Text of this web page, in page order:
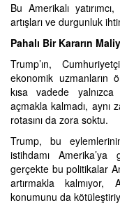
Bu Amerikalı
artışları ve durgunluk
Pahalı Bir Kararın
Trump’ın,
ekonomik uzmanların
kısa vadede
açmakla kalmadı, aynı
rotasını da zora soktu.
Trump, bu
istihdamı
gerçekte bu politikalar
artırmakla
konumunu da